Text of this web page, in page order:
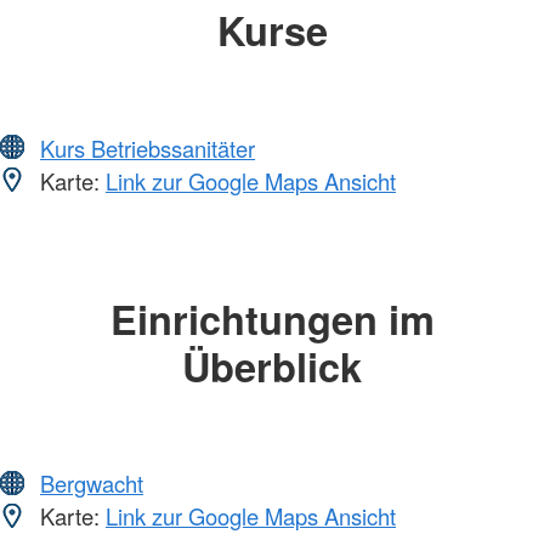
Kurse
Kurs Betriebssanitäter
Karte: Link zur Google Maps Ansicht
Einrichtungen im
Überblick
Bergwacht
Karte: Link zur Google Maps Ansicht